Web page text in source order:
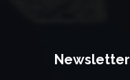
Newsletter